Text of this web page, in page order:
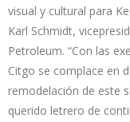
visual y cultural para
Karl Schmidt,
Petroleum. “Con las
Citgo se complace en
remodelación de este
querido letrero de